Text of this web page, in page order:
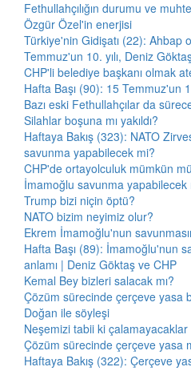
Fethullahçılığın durumu ve
Özgür Özel'in enerjisi
Türkiye'nin Gidişatı (22): Ahbap
Temmuz'un 10. yılı, Deniz
CHP'li belediye başkanı olmak
Hafta Başı (90): 15 Temmuz'un
Bazı eski Fethullahçılar da
Silahlar boşuna mı yakıldı?
Haftaya Bakış (323): NATO
savunma yapabilecek mi?
CHP'de ortayolculuk mümkün
İmamoğlu savunma yapabilecek
Trump bizi niçin öptü?
NATO bizim neyimiz olur?
Ekrem İmamoğlu'nun
Hafta Başı (89): İmamoğlu'nun
anlamı | Deniz Göktaş ve CHP
Kemal Bey bizleri salacak mı?
Çözüm sürecinde çerçeve yasa
Doğan ile söyleşi
Neşemizi tabii ki çalamayacaklar
Çözüm sürecinde çerçeve yasa
Haftaya Bakış (322): Çerçeve